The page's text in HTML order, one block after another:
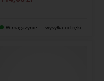
W magazynie — wysyłka od ręki